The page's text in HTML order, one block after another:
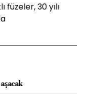
füzeler, 30 yılı